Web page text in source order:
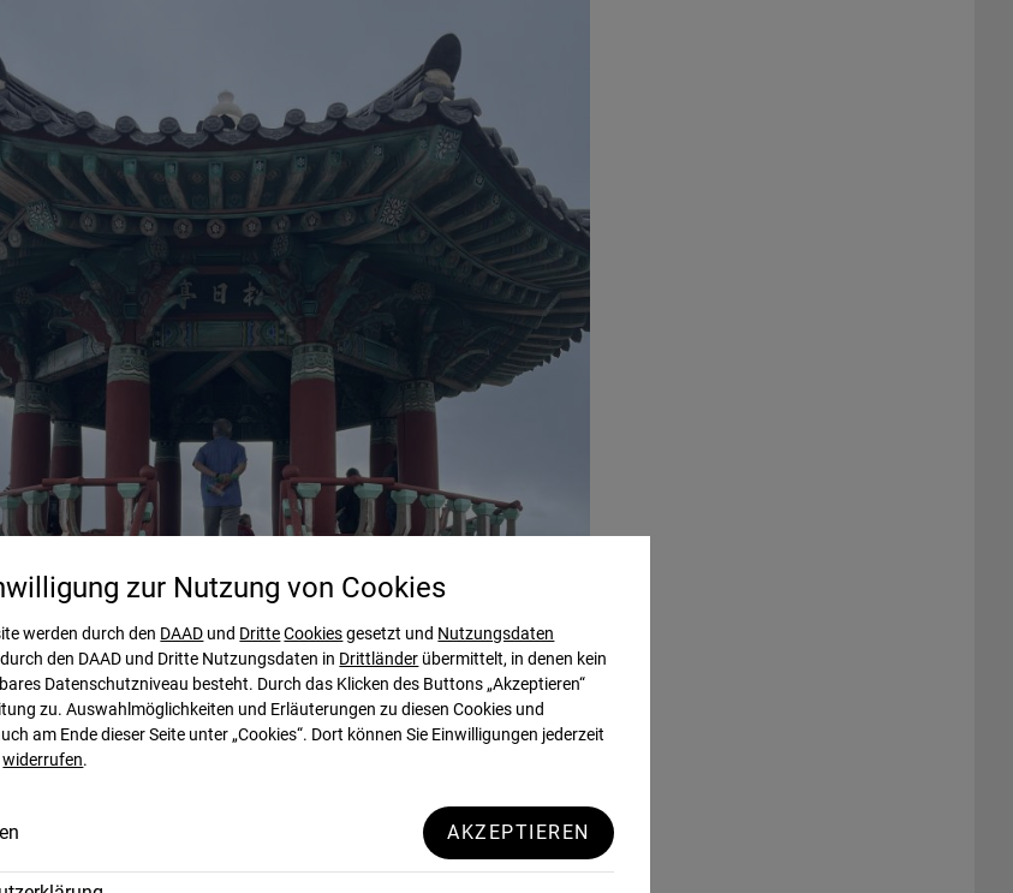
zur Nutzung von Cookies
werden durch den DAAD und Dritte Cookiesgesetzt und Nutzungsdaten
den DAAD und Dritte Nutzungsdaten in Drittländer übermittelt, in denen kein
Datenschutzniveau besteht. Durch das Klicken des Buttons „Akzeptieren“
zu. Auswahlmöglichkeiten und Erläuterungen zu diesen Cookies und
am Ende dieser Seite unter „Cookies“. Dort können Sie Einwilligungen jederzeit
widerrufen.
AKZEPTIEREN